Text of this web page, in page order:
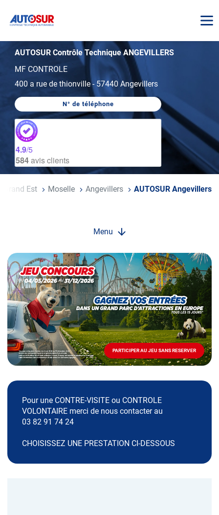
AUTOSUR Contrôle Technique ANGEVILLERS
MF CONTROLE
400 a rue de thionville- 57440 Angevillers
N° de téléphone
AFFICHER
LE
ANGEVILLERS
4.9/5
584avis clients
Grand Est Moselle Angevillers AUTOSUR Angevillers
Menu
Opération
spéciale
Mai
-
Décembre
2026
Locations
PARTICIPER AU JEU SANS RESERVER
PARTICIPER
AU
JEU
RESERVER
Pour une CONTRE-VISITE ou CONTROLE
VOLONTAIRE merci de nous contacter au
03 82 91 74 24
CHOISISSEZ UNE PRESTATION CI-DESSOUS